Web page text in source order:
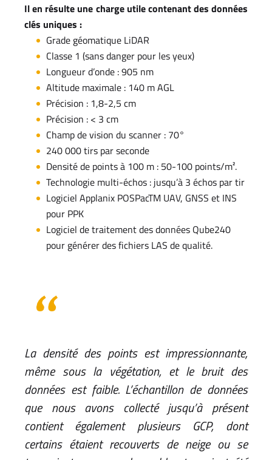
Il en résulte une charge utile contenant des données
clés uniques :
Grade géomatique LiDAR
Classe 1 (sans danger pour les yeux)
Longueur d’onde : 905 nm
Altitude maximale : 140 m AGL
Précision : 1,8-2,5 cm
Précision : < 3 cm
Champ de vision du scanner : 70°
240 000 tirs par seconde
Densité de points à 100 m : 50-100 points/m².
Technologie multi-échos : jusqu’à 3 échos par tir
Logiciel Applanix POSPacTM UAV, GNSS et INS
pour PPK
Logiciel de traitement des données Qube240
pour générer des fichiers LAS de qualité.
La densité des points est impressionnante,
même sous la végétation, et le bruit des
données est faible. L’échantillon de données
que nous avons collecté jusqu’à présent
contient également plusieurs GCP, dont
certains étaient recouverts de neige ou se